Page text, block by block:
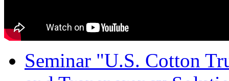
Seminar "U.S. Cotton